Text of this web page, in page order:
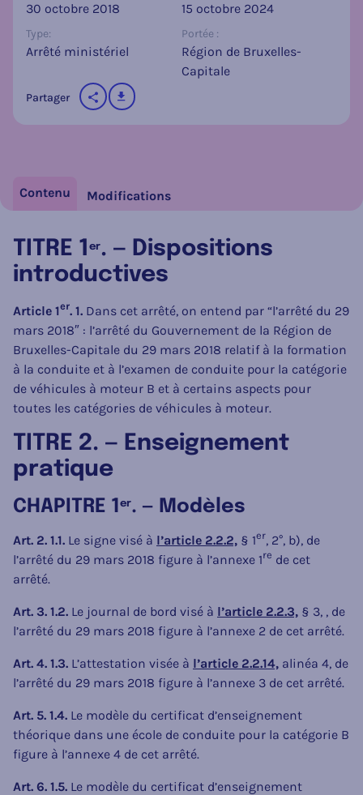
30 octobre 2018 15 octobre 2024
Type:
Arrêté ministériel
Portée :
Région de Bruxelles-
Capitale
Partager télécharger
Contenu Modifications
TITRE 1 er. — Dispositions
introductives
Article 1er. 1. Dans cet arrêté, on entend par “l’arrêté du 29
mars 2018″ : l’arrêté du Gouvernement de la Région de
Bruxelles-Capitale du 29 mars 2018 relatif à la formation
à la conduite et à l’examen de conduite pour la catégorie
de véhicules à moteur B et à certains aspects pour
toutes les catégories de véhicules à moteur.
TITRE 2. — Enseignement
pratique
CHAPITRE 1 er. — Modèles
Art. 2. 1.1. Le signe visé à l’article 2.2.2, § 1er, 2°, b), de
l’arrêté du 29 mars 2018 figure à l’annexe 1re de cet
arrêté.
Art. 3. 1.2. Le journal de bord visé à l’article 2.2.3, § 3, , de
l’arrêté du 29 mars 2018 figure à l’annexe 2 de cet arrêté.
Art. 4. 1.3. L’attestation visée à l’article 2.2.14, alinéa 4, de
l’arrêté du 29 mars 2018 figure à l’annexe 3 de cet arrêté.
Art. 5. 1.4. Le modèle du certificat d’enseignement
théorique dans une école de conduite pour la catégorie B
figure à l’annexe 4 de cet arrêté.
Art. 6. 1.5. Le modèle du certificat d’enseignement